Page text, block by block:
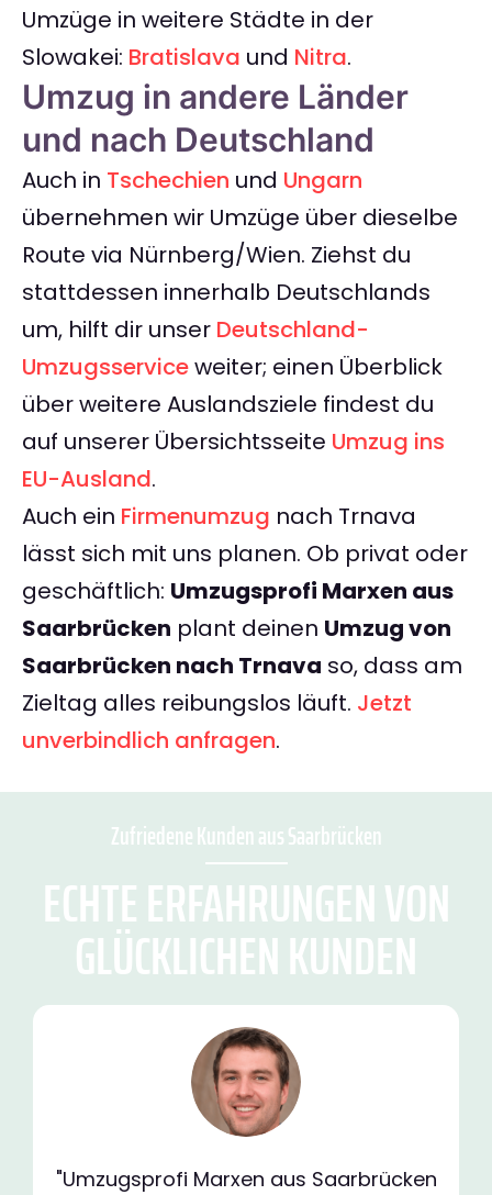
Umzüge in weitere Städte in der
Slowakei: Bratislava und Nitra.
Umzug in andere Länder
und nach Deutschland
Auch in Tschechien und Ungarn
übernehmen wir Umzüge über dieselbe
Route via Nürnberg/Wien. Ziehst du
stattdessen innerhalb Deutschlands
um, hilft dir unser Deutschland-
Umzugsserviceweiter; einen Überblick
über weitere Auslandsziele findest du
auf unserer Übersichtsseite Umzug ins
EU-Ausland.
Auch ein Firmenumzug nach Trnava
lässt sich mit uns planen. Ob privat oder
geschäftlich: Umzugsprofi Marxen aus
Saarbrücken plant deinen Umzug von
Saarbrücken nach Trnava so, dass am
Zieltag alles reibungslos läuft. Jetzt
unverbindlich anfragen.
Zufriedene Kunden aus Saarbrücken
ECHTE ERFAHRUNGEN VON
GLÜCKLICHEN KUNDEN
"Umzugsprofi Marxen aus Saarbrücken